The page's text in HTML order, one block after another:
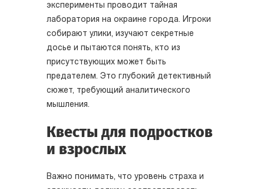
эксперименты проводит тайная
лаборатория на окраине города. Игроки
собирают улики, изучают секретные
досье и пытаются понять, кто из
присутствующих может быть
предателем. Это глубокий детективный
сюжет, требующий аналитического
мышления.
Квесты для подростков
и взрослых
Важно понимать, что уровень страха и